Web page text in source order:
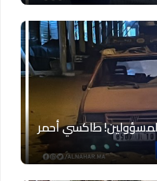
المسؤولين! طاكسي أحمر